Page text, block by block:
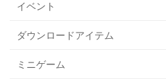
イベント
ダウンロードアイテム
ミニゲーム